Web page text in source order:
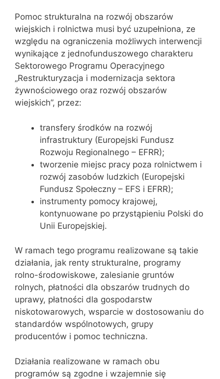
Pomoc strukturalna na rozwój obszarów
wiejskich i rolnictwa musi być uzupełniona, ze
względu na ograniczenia możliwych interwencji
wynikające z jednofunduszowego charakteru
Sektorowego Programu Operacyjnego
„Restrukturyzacja i modernizacja sektora
żywnościowego oraz rozwój obszarów
wiejskich”, przez:
transfery środków na rozwój
infrastruktury (Europejski Fundusz
Rozwoju Regionalnego – EFRR);
tworzenie miejsc pracy poza rolnictwem i
rozwój zasobów ludzkich (Europejski
Fundusz Społeczny – EFS i EFRR);
instrumenty pomocy krajowej,
kontynuowane po przystąpieniu Polski do
Unii Europejskiej.
W ramach tego programu realizowane są takie
działania, jak renty strukturalne, programy
rolno-środowiskowe, zalesianie gruntów
rolnych, płatności dla obszarów trudnych do
uprawy, płatności dla gospodarstw
niskotowarowych, wsparcie w dostosowaniu do
standardów wspólnotowych, grupy
producentów i pomoc techniczna.
Działania realizowane w ramach obu
programów są zgodne i wzajemnie się